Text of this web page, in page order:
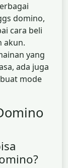
domino,
cara beli
akun.
yang
ada juga
mode